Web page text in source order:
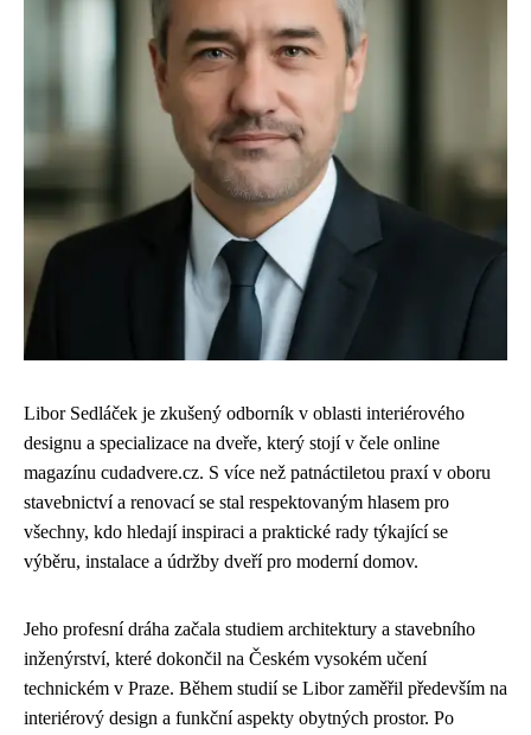
Libor Sedláček je zkušený odborník v oblasti interiérového
designu a specializace na dveře, který stojí v čele online
magazínu cudadvere.cz. S více než patnáctiletou praxí v oboru
stavebnictví a renovací se stal respektovaným hlasem pro
všechny, kdo hledají inspiraci a praktické rady týkající se
výběru, instalace a údržby dveří pro moderní domov.
Jeho profesní dráha začala studiem architektury a stavebního
inženýrství, které dokončil na Českém vysokém učení
technickém v Praze. Během studií se Libor zaměřil především na
interiérový design a funkční aspekty obytných prostor. Po